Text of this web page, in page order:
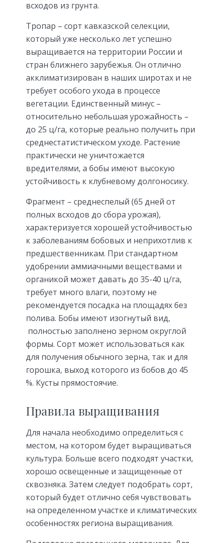
всходов из грунта.
Тропар – сорт кавказской селекции,
который уже несколько лет успешно
выращивается на территории России и
стран ближнего зарубежья. Он отлично
акклиматизирован в наших широтах и не
требует особого ухода в процессе
вегетации. Единственный минус –
относительно небольшая урожайность –
до 25 ц/га, которые реально получить при
среднестатистическом уходе. Растение
практически не уничтожается
вредителями, а бобы имеют высокую
устойчивость к клубневому долгоносику.
Фрагмент – среднеспелый (65 дней от
полных всходов до сбора урожая),
характеризуется хорошей устойчивостью
к заболеваниям бобовых и неприхотлив к
предшественникам. При стандартном
удобрении аммиачными веществами и
органикой может давать до 35-40 ц/га,
требует много влаги, поэтому не
рекомендуется посадка на площадях без
полива. Бобы имеют изогнутый вид,
полностью заполнено зерном округлой
формы. Сорт может использоваться как
для получения обычного зерна, так и для
горошка, выход которого из бобов до 45
%. Кусты прямостоячие.
Правила выращивания
Для начала необходимо определиться с
местом, на котором будет выращиваться
культура. Больше всего подходят участки,
хорошо освещенные и защищенные от
сквозняка. Затем следует подобрать сорт,
который будет отлично себя чувствовать
на определенном участке и климатических
особенностях региона выращивания.